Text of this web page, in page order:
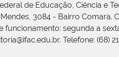
de Educação, Ciência e
3084 - Bairro Comara.
funcionamento: segunda a
Telefone: (68)